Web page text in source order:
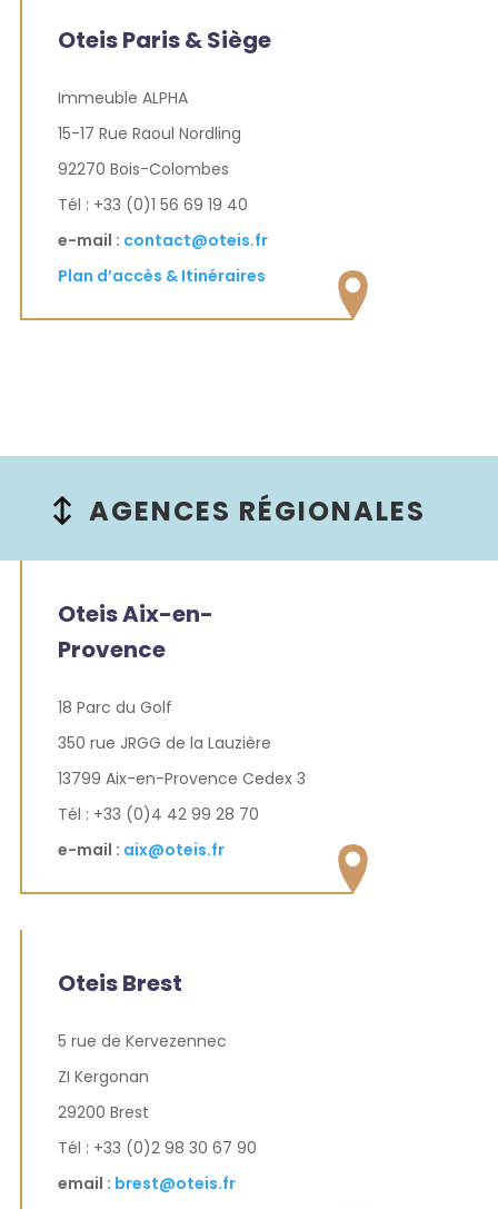
Oteis Paris & Siège
Immeuble ALPHA
15-17 Rue Raoul Nordling
92270 Bois-Colombes
Tél : +33 (0)1 56 69 19 40
e-mail : contact@oteis.fr
Plan d’accès & Itinéraires
AGENCES RÉGIONALES
Oteis Aix-en-
Provence
18 Parc du Golf
350 rue JRGG de la Lauzière
13799 Aix-en-Provence Cedex 3
Tél : +33 (0)4 42 99 28 70
e-mail : aix@oteis.fr
Oteis Brest
5 rue de Kervezennec
ZI Kergonan
29200 Brest
Tél : +33 (0)2 98 30 67 90
email : brest@oteis.fr